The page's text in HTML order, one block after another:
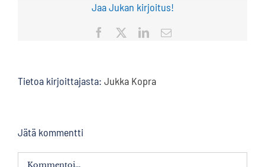
Jaa Jukan kirjoitus!
Facebook LinkedInSähköposti
Tietoa kirjoittajasta: Jukka Kopra
Jätä kommentti
Kommentti